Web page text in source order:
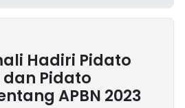
Hadiri Pidato
dan Pidato
APBN 2023